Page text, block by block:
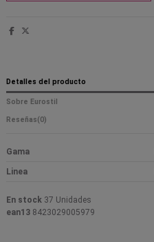
Detalles del producto
Sobre Eurostil
Reseñas(0)
Gama
Linea
En stock 37 Unidades
ean13 8423029005979